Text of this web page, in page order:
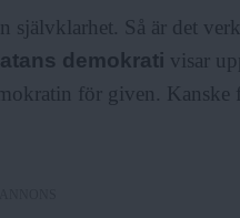
självklarhet. Så är det
demokrati visar
för given. Kanske